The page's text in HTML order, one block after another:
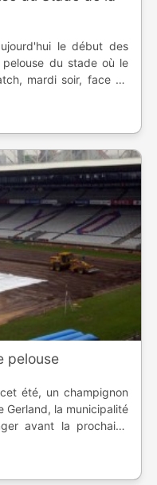
le début des
du stade où le
mardi soir, face au
pelouse
été, un champignon
Gerland, la municipalité
avant la prochaine